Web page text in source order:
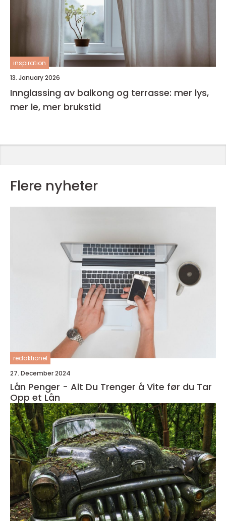
inspiration
13. January 2026
Innglassing av balkong og terrasse: mer lys,
mer le, mer brukstid
Flere nyheter
redaktionel
27. December 2024
Lån Penger - Alt Du Trenger å Vite før du Tar
Opp et Lån